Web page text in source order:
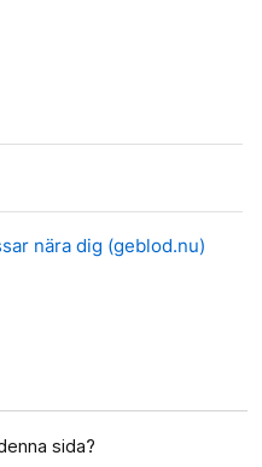
nära dig (geblod.nu)
sida?